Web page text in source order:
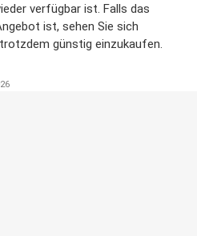
verfügbar ist. Falls das
ist, sehen Sie sich
günstig einzukaufen.